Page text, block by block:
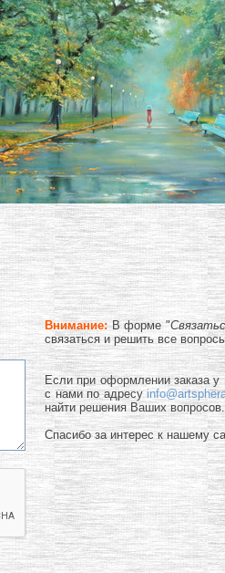
Внимание:В форме "
связаться и решить все
Если при оформлении заказа у
с нами по адресу
найти решения Ваших вопросов.
Спасибо за интерес к нашему